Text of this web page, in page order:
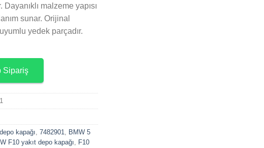
Dayanıklı malzeme yapısı
sunar. Orijinal
yedek parçadır.
Sipariş
kapağı, 7482901, BMW 5
F10 yakıt depo kapağı, F10